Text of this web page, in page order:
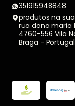
351915948848
produtos na
rua dona maria
4760-556 Vila
Braga - Portugal